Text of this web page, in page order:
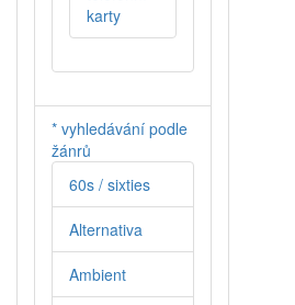
karty
* vyhledávání podle
žánrů
60s / sixties
Alternativa
Ambient